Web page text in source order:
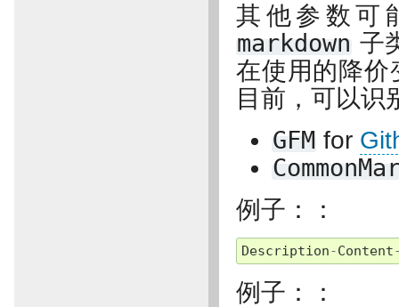
其他参数可
markdown 子
在使用的降
目前，可以识
GFM for
例子：：
Description-Content
例子：：